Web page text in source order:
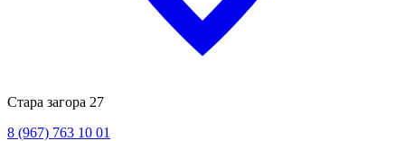
Стара загора 27
8 (967) 763 10 01